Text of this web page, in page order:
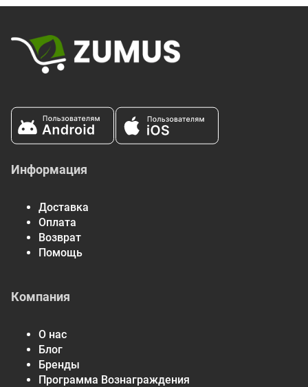
Информация
Доставка
Оплата
Возврат
Помощь
Компания
О нас
Блог
Бренды
Программа Вознаграждения